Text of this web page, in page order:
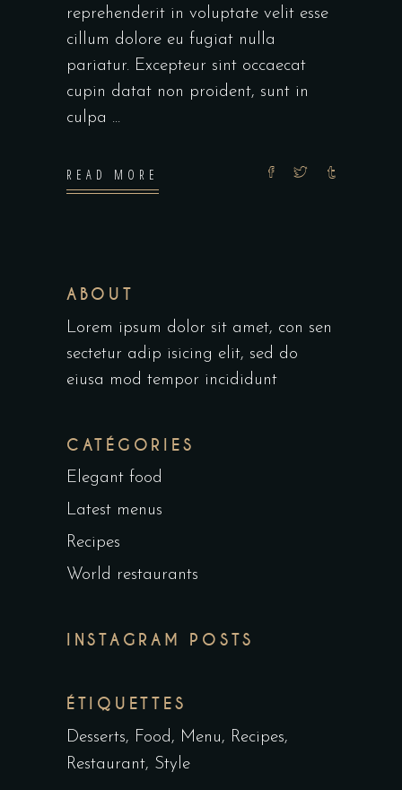
reprehenderit in voluptate velit esse
cillum dolore eu fugiat nulla
pariatur. Excepteur sint occaecat
cupin datat non proident, sunt in
culpa
READ MORE
ABOUT
Lorem ipsum dolor sit amet, con sen
sectetur adip isicing elit, sed do
eiusa mod tempor incididunt
CATÉGORIES
Elegant food
Latest menus
Recipes
World restaurants
INSTAGRAM POSTS
ÉTIQUETTES
Desserts Food Menu
Recipes
Restaurant Style